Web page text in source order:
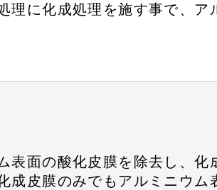
理に化成処理を施す事で、ア
表面の酸化皮膜を除去し、
成皮膜のみでもアルミニウム